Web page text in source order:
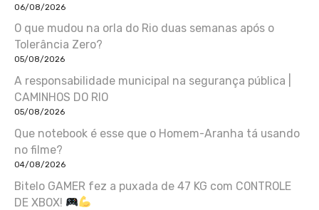
06/08/2026
O que mudou na orla do Rio duas semanas após o
Tolerância Zero?
05/08/2026
A responsabilidade municipal na segurança pública |
CAMINHOS DO RIO
05/08/2026
Que notebook é esse que o Homem-Aranha tá usando
no filme?
04/08/2026
Bitelo GAMER fez a puxada de 47 KG com CONTROLE
DE XBOX!